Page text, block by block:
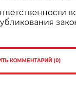
КОММЕНТАРИЙ (0)